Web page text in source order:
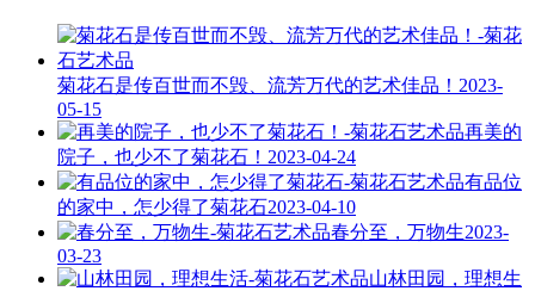
菊花石是传百世而不毁、流芳万代的艺术佳品！ 2023-
05-15
再美的
院子，也少不了菊花石！ 2023-04-24
有品位
的家中，怎少得了菊花石2023-04-10
春分至，万物生2023-
03-23
山林田园，理想生